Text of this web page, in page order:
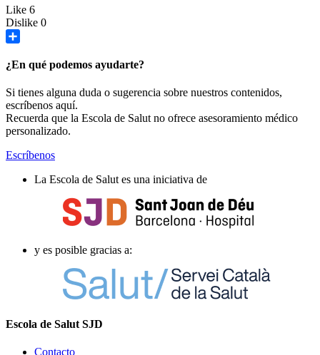
Like 6
Dislike 0
¿En qué podemos ayudarte?
Si tienes alguna duda o sugerencia sobre nuestros contenidos,
escríbenos aquí.
Recuerda que la Escola de Salut no ofrece asesoramiento médico
personalizado.
Escríbenos
La Escola de Salut es una iniciativa de
y es posible gracias a:
Escola de Salut SJD
Contacto